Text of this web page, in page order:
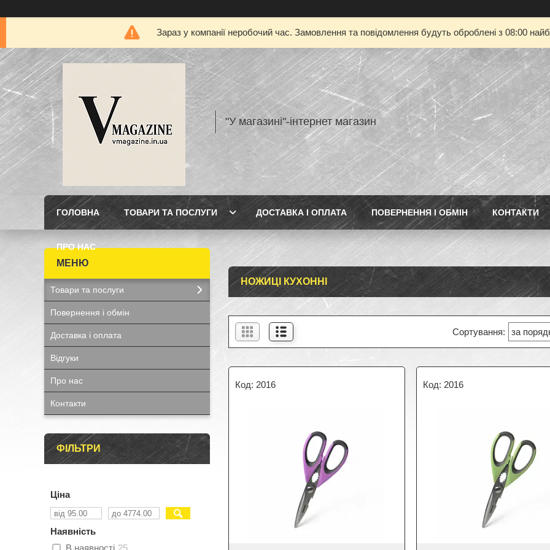
Зараз у компанії неробочий час. Замовлення та повідомлення будуть оброблені з 08:00
"У магазині"-інтернет магазин
ГОЛОВНА ТОВАРИ ТА ПОСЛУГИ ДОСТАВКА І ОПЛАТА ПОВЕРНЕННЯ І ОБМІН КОНТАКТИ
ПРО НАС
НОЖИЦІ КУХОННІ
2016 2016
Товари та послуги
Повернення і обмін
Доставка і оплата
Відгуки
Про нас
Контакти
ФІЛЬТРИ
Ціна
Наявність
В наявності 25